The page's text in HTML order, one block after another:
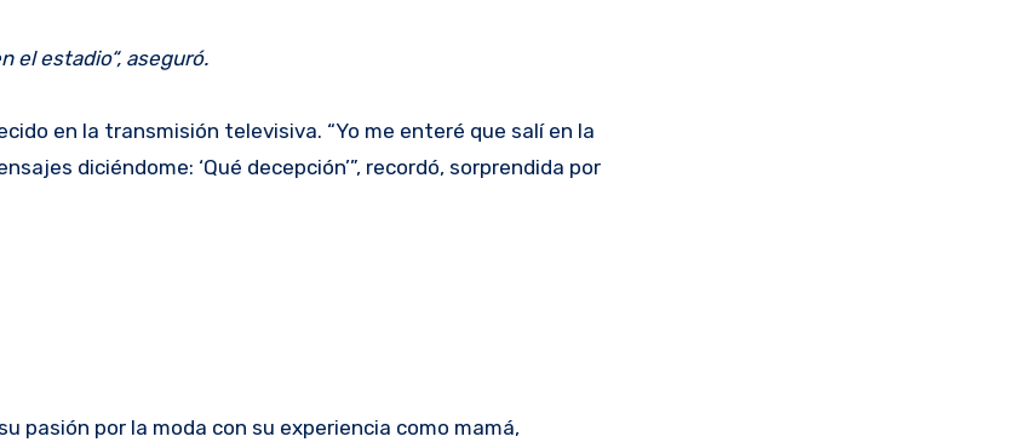
el estadio“, aseguró.
en la transmisión televisiva. “Yo me enteré que salí en la
diciéndome: ‘Qué decepción’”, recordó, sorprendida por
pasión por la moda con su experiencia como mamá,